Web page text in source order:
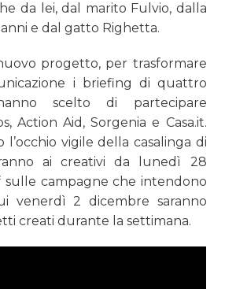
da lei, dal marito Fulvio, dalla
anni e dal gatto Righetta.
progetto, per trasformare
i briefing di quattro
scelto di partecipare
Action Aid, Sorgenia e Casa.it.
l’occhio vigile della casalinga di
ai creativi da lunedì 28
sulle campagne che intendono
venerdì 2 dicembre saranno
creati durante la settimana.